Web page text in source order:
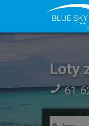
Loty
61